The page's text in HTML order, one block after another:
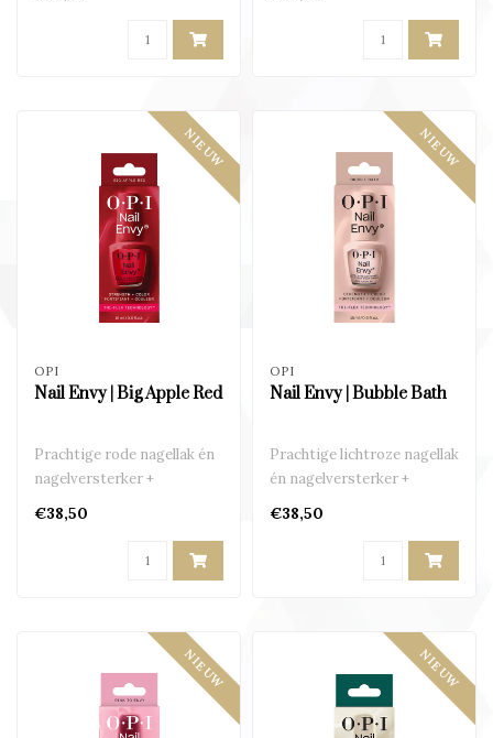
NIEUW
OPI
Nail Envy | Big Apple Red
Prachtige rode nagellak én
nagelversterker +
€38,50
NIEUW
OPI
Nail Envy | Bubble Bath
Prachtige lichtroze nagellak
én nagelversterker +
€38,50
NIEUW NIEUW